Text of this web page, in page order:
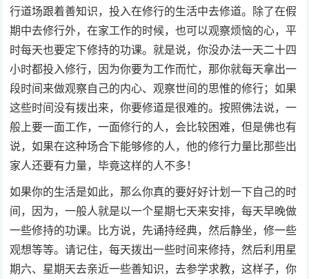
行道场跟着善知识，投入在修行的生活中去修道。除了在假
期中去修行外，在家工作的时候，也可以观察烦恼的心，平
时每天也要定下修持的功课。就是说，你没办法一天二十四
小时都投入修行，因为你要为工作而忙，那你就每天拿出一
段时间来做观察自己的内心、观察世间的思惟的修行；如果
这些时间没有拨出来，你要修道是很难的。按照佛法说，一
般上要一面工作，一面修行的人，会比较困难，但是佛也有
说，如果在这种场合下能够修的人，他的修行力量比那些出
家人还要有力量，毕竟这样的人不多！
如果你的生活是如此，那么你真的要好好计划一下自己的时
间，因为，一般人就是以一个星期七天来安排，每天早晚做
一些修持的功课。比方说，先诵持经典，然后静坐，修一些
观想等等。请记住，每天拨出一些时间来修持，然后利用星
期六、星期天去亲近一些善知识，去参学求教，这样子，你